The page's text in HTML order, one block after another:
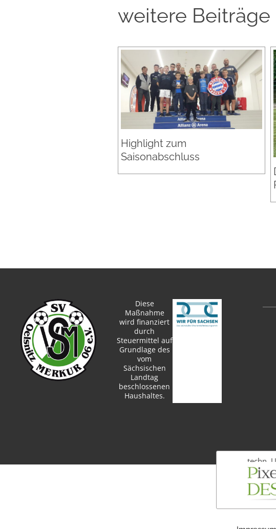
weitere Beiträge
Highlight zum
Saisonabschluss
Diese
Maßnahme
wird finanziert
durch
Steuermittel auf
Grundlage des
vom
Sächsischen
Landtag
beschlossenen
Haushaltes.
techn.